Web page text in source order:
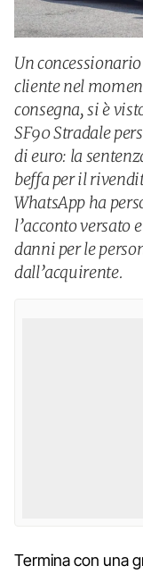
Un
cliente nel
consegna, si è
SF90 Stradale
di euro: la
beffa per il
WhatsApp ha
l’acconto versato
danni per le
dall’acquirente.
Termina con una